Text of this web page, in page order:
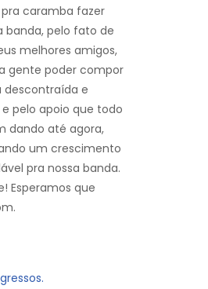
caramba fazer
banda, pelo fato de
melhores amigos,
gente poder compor
descontraída e
pelo apoio que todo
dando até agora,
um crescimento
pra nossa banda.
Esperamos que